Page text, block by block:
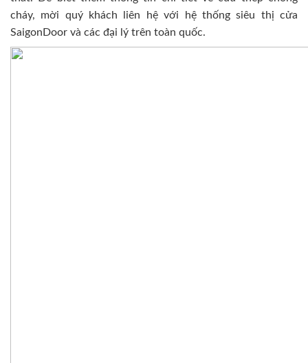
cháy, mời quý khách liên hệ với hệ thống siêu thị cửa
SaigonDoor và các đại lý trên toàn quốc.